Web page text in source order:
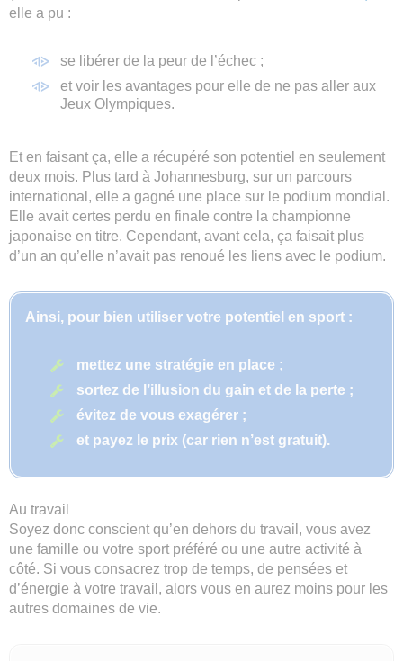
elle a pu :
se libérer de la peur de l’échec ;
et voir les avantages pour elle de ne pas aller aux
Jeux Olympiques.
Et en faisant ça, elle a récupéré son potentiel en seulement
deux mois. Plus tard à Johannesburg, sur un parcours
international, elle a gagné une place sur le podium mondial.
Elle avait certes perdu en finale contre la championne
japonaise en titre. Cependant, avant cela, ça faisait plus
d’un an qu’elle n’avait pas renoué les liens avec le podium.
Ainsi, pour bien utiliser votre potentiel en sport :
mettez une stratégie en place ;
sortez de l’illusion du gain et de la perte ;
évitez de vous exagérer ;
et payez le prix (car rien n’est gratuit).
Au travail
Soyez donc conscient qu’en dehors du travail, vous avez
une famille ou votre sport préféré ou une autre activité à
côté. Si vous consacrez trop de temps, de pensées et
d’énergie à votre travail, alors vous en aurez moins pour les
autres domaines de vie.